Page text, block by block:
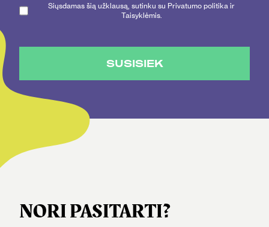
Siųsdamas šią užklausą, sutinku su Privatumo politika ir
Taisyklėmis.
SUSISIEK
NORI PASITARTI?